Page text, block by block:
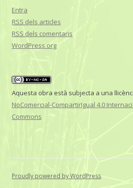
Entra
RSS dels articles
RSS dels comentaris
WordPress.org
Aquesta obra està subjecta a una
NoComercial-CompartirIgual 4.0
Commons
Proudly powered by WordPress